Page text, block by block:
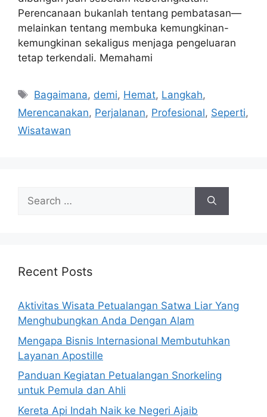
Perencanaan bukanlah tentang pembatasan—
melainkan tentang membuka kemungkinan-
kemungkinan sekaligus menjaga pengeluaran
tetap terkendali. Memahami
Tags
Bagaimana, demi, Hemat, Langkah,
Merencanakan, Perjalanan, Profesional, Seperti,
Wisatawan
Search
for:
Recent Posts
Aktivitas Wisata Petualangan Satwa Liar Yang
Menghubungkan Anda Dengan Alam
Mengapa Bisnis Internasional Membutuhkan
Layanan Apostille
Panduan Kegiatan Petualangan Snorkeling
untuk Pemula dan Ahli
Kereta Api Indah Naik ke Negeri Ajaib